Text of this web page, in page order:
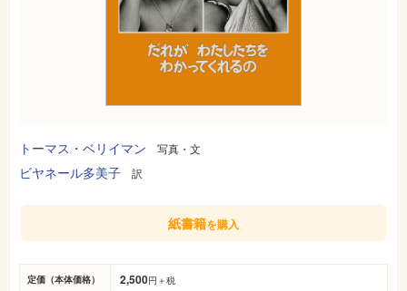
トーマス・ベリイマン 写真・文
ビヤネール多美子 訳
定価（本体価格） 2,500円＋税
紙書籍を購入